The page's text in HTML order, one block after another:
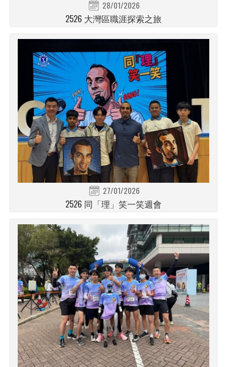
28/01/2026
2526 大灣區職涯探索之旅
27/01/2026
2526 同「理」笑一笑週會